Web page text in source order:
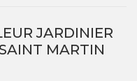
JARDINIER
MARTIN